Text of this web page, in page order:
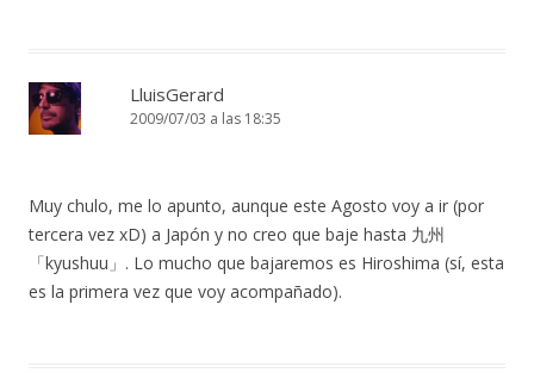
LluisGerard
2009/07/03 a las 18:35
Muy chulo, me lo apunto, aunque este Agosto voy a ir (por
tercera vez xD) a Japón y no creo que baje hasta 九州
「kyushuu」. Lo mucho que bajaremos es Hiroshima (sí, esta
es la primera vez que voy acompañado).